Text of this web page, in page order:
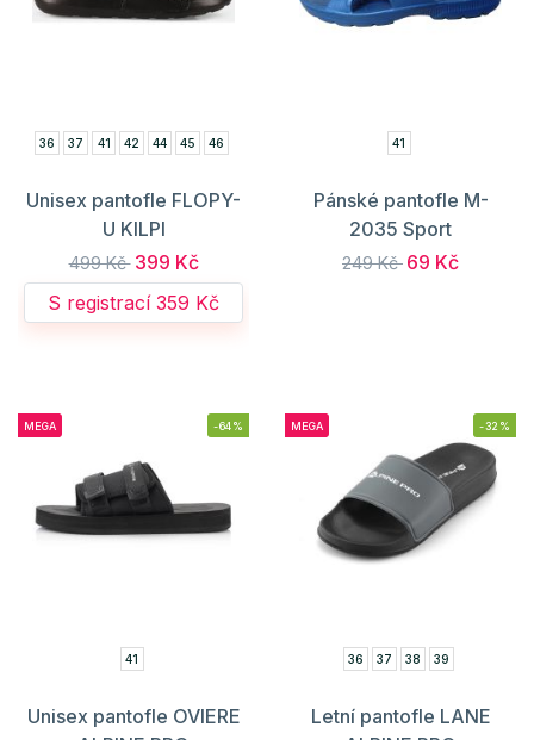
36 37 41 42 44 45 46
Unisex pantofle FLOPY-
U KILPI
499 Kč 399 Kč
S registrací 359 Kč
41
Pánské pantofle M-
2035 Sport
249 Kč 69 Kč
MEGA -64%
41
Unisex pantofle OVIERE
MEGA -32%
36 37 38 39
Letní pantofle LANE